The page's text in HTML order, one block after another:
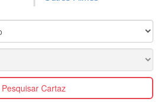
Pesquisar Cartaz